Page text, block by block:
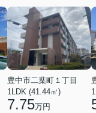
豊中市二葉町１丁目
1LDK (41.44㎡)
7.75万円